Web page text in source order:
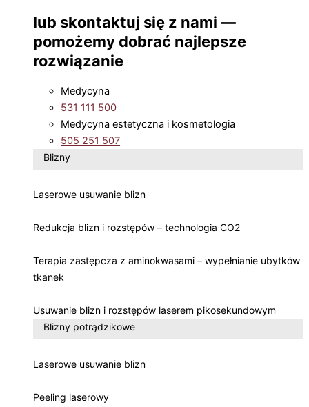
lub skontaktuj się z nami —
pomożemy dobrać najlepsze
rozwiązanie
Medycyna
531 111 500
Medycyna estetyczna i kosmetologia
505 251 507
Blizny
Laserowe usuwanie blizn
Redukcja blizn i rozstępów – technologia CO2
Terapia zastępcza z aminokwasami – wypełnianie ubytków
tkanek
Usuwanie blizn i rozstępów laserem pikosekundowym
Blizny potrądzikowe
Laserowe usuwanie blizn
Peeling laserowy